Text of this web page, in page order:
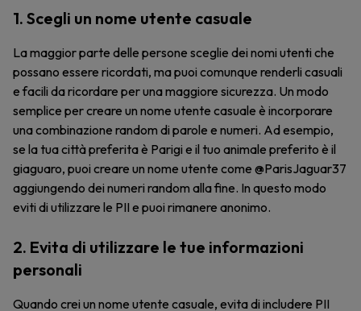
1. Scegli un nome utente casuale
La maggior parte delle persone sceglie dei nomi utenti che
possano essere ricordati, ma puoi comunque renderli casuali
e facili da ricordare per una maggiore sicurezza. Un modo
semplice per creare un nome utente casuale è incorporare
una combinazione random di parole e numeri. Ad esempio,
se la tua città preferita è Parigi e il tuo animale preferito è il
giaguaro, puoi creare un nome utente come @ParisJaguar37
aggiungendo dei numeri random alla fine. In questo modo
eviti di utilizzare le PII e puoi rimanere anonimo.
2. Evita di utilizzare le tue informazioni
personali
Quando crei un nome utente casuale, evita di includere PII